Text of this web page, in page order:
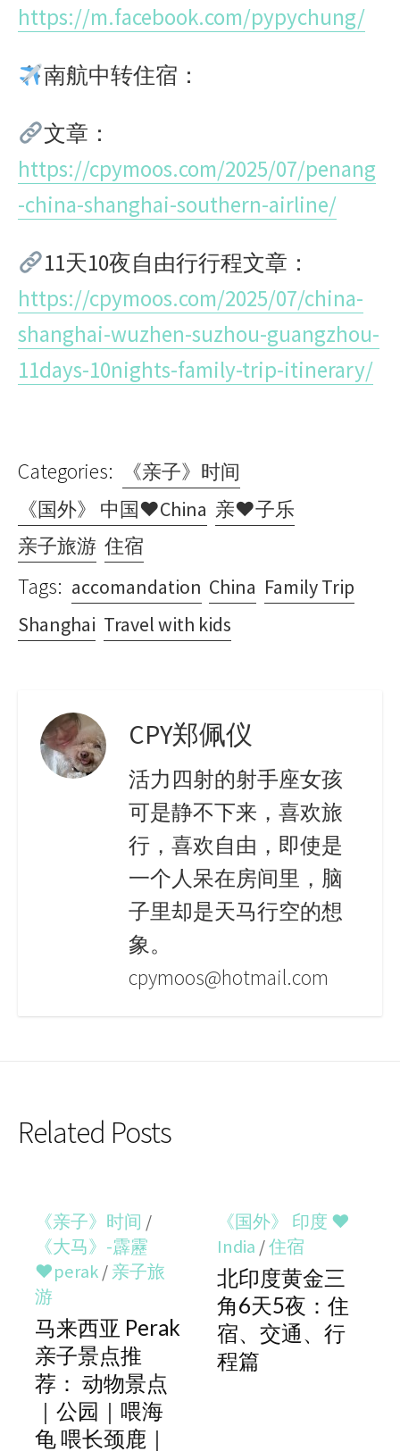
https://m.facebook.com/pypychung/
南航中转住宿：
文章：
https://cpymoos.com/2025/07/penang
-china-shanghai-southern-airline/
11天10夜自由行行程文章：
https://cpymoos.com/2025/07/china-
shanghai-wuzhen-suzhou-guangzhou-
11days-10nights-family-trip-itinerary/
Categories:
《亲子》时间
《国外》 中国♥China 亲♥子乐
亲子旅游 住宿
Tags: accomandation China Family Trip
Shanghai Travel with kids
CPY郑佩仪
活力四射的射手座女孩
可是静不下来，喜欢旅
行，喜欢自由，即使是
一个人呆在房间里，脑
子里却是天马行空的想
象。
cpymoos@hotmail.com
Related Posts
《亲子》时间 /
《大马》-霹靂
♥perak/亲子旅
游
马来西亚 Perak
亲子景点推
荐： 动物景点
｜公园｜喂海
龟 喂长颈鹿｜
《国外》 印度 ♥
India /住宿
北印度黄金三
角6天5夜：住
宿、交通、行
程篇